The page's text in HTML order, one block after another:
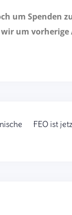
um Spenden
um
FEO ist